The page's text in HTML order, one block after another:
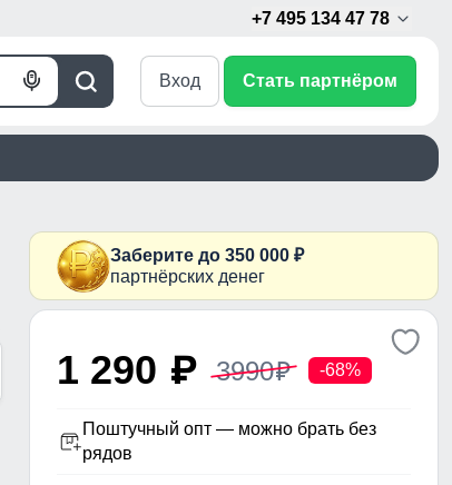
+7 495 134 47 78
Поиск
Голосовой
Вход Стать партнёром
Заберите до 350 000 ₽
партнёрских денег
1 290 p 3990p -68%
Поштучный опт — можно брать без
рядов